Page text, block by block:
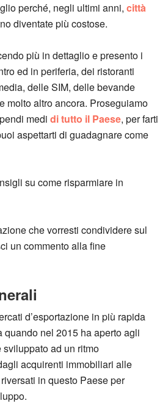
perché, negli ultimi anni,città
diventate più costose.
più in dettaglio e presento i
ed in periferia, dei ristoranti
delle SIM, delle bevande
molto altro ancora. Proseguiamo
medidi tutto il Paese, per farti
aspettarti di guadagnare come
su come risparmiare in
che vorresti condividere sul
un commento alla fine
d’esportazione in più rapida
quando nel 2015 ha aperto agli
ad un ritmo
acquirenti immobiliari alle
in questo Paese per